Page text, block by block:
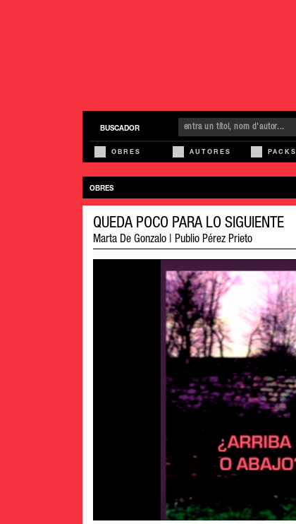
BUSCADOR
OBRES AUTORES PACKS
OBRES
QUEDA POCO PARA LO SIGUIENTE
Marta De Gonzalo| Publio Pérez Prieto